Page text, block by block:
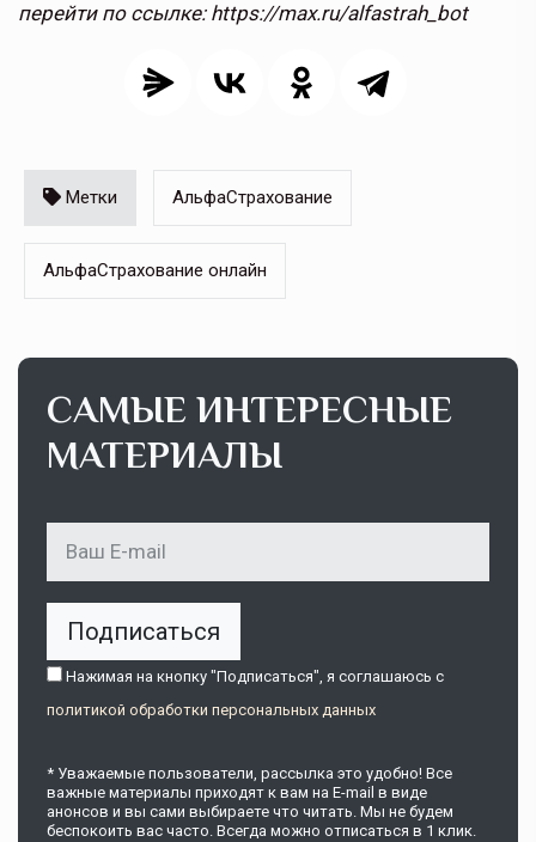
перейти по ссылке: https://max.ru/alfastrah_bot
Метки АльфаСтрахование
АльфаСтрахование онлайн
САМЫЕ ИНТЕРЕСНЫЕ
МАТЕРИАЛЫ
Подписаться
Нажимая на кнопку "Подписаться", я соглашаюсь c
политикой обработки персональных данных
* Уважаемые пользователи, рассылка это удобно! Все
важные материалы приходят к вам на E-mail в виде
анонсов и вы сами выбираете что читать. Мы не будем
беспокоить вас часто. Всегда можно отписаться в 1 клик.